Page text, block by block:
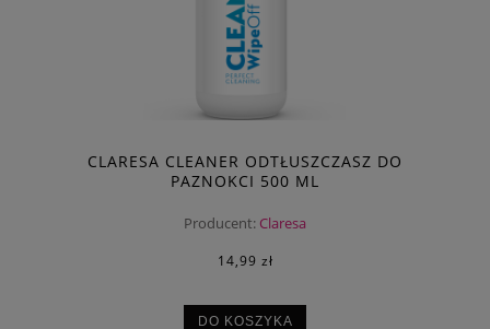
CLARESA CLEANER ODTŁUSZCZASZ DO
PAZNOKCI 500 ML
Producent: Claresa
14,99 zł
DO KOSZYKA